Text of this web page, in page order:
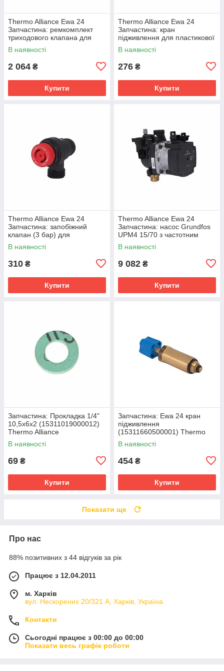
Thermo Alliance Ewa 24
Запчастина: ремкомплект
триходового клапана для
пластикової гідрогрупи
(15311660500100)
В наявності
2 064 ₴
Купити
Thermo Alliance Ewa 24
Запчастина: кран
підживлення для пластикової
гідрогрупи (15311009000074)
В наявності
276 ₴
Купити
Thermo Alliance Ewa 24
Запчастина: запобіжний
клапан (3 бар) для
пластикової гідрогрупи
(15311009000051)
В наявності
310 ₴
Купити
Thermo Alliance Ewa 24
Запчастина: насос Grundfos
UPM4 15/70 з частотним
регулюванням
(15311010000012)
В наявності
9 082 ₴
Купити
Запчастина: Прокладка 1/4"
10,5x6x2 (15311019000012)
Thermo Alliance
В наявності
69 ₴
Купити
Запчастина: Ewa 24 кран
підживлення
(15311660500001) Thermo
Alliance
В наявності
454 ₴
Купити
Показати ще
Про нас
88% позитивних з 44 відгуків за рік
Працює з 12.04.2011
м. Харків
вул. Нескорених 20/321 А, Харків, Україна
Контакти
Сьогодні працює з 00:00 до 00:00
Показати весь графік роботи